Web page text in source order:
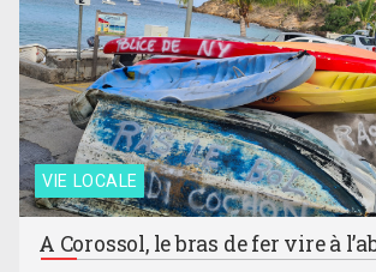
VIE LOCALE
A Corossol, le bras de fer vire à